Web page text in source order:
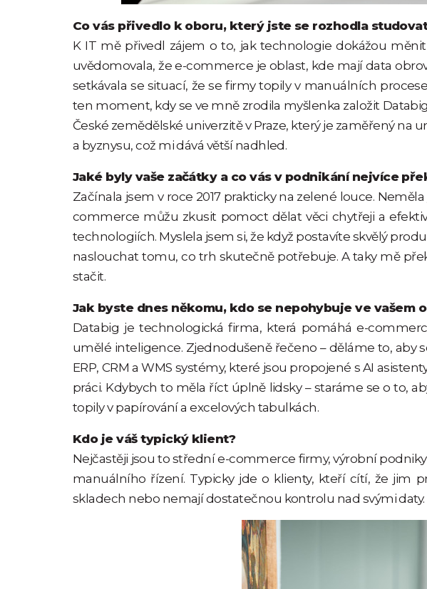
Co vás přivedlo k oboru, který jste se rozhodla
K IT mě přivedl zájem o to, jak technologie dokážou
uvědomovala, že e-commerce je oblast, kde mají data
setkávala se situací, že se firmy topily v manuálních
ten moment, kdy se ve mně zrodila myšlenka založit
České zemědělské univerzitě v Praze, který je zaměřený
a byznysu, což mi dává větší nadhled.
Jaké byly vaše začátky a co vás v podnikání nejvíce
Začínala jsem v roce 2017 prakticky na zelené louce.
commerce můžu zkusit pomoct dělat věci chytřeji a
technologiích. Myslela jsem si, že když postavíte skvělý
naslouchat tomu, co trh skutečně potřebuje. A taky mě
stačit.
Jak byste dnes někomu, kdo se nepohybuje ve vašem
Databig je technologická firma, která pomáhá e-
umělé inteligence. Zjednodušeně řečeno – děláme to, aby
ERP, CRM a WMS systémy, které jsou propojené s AI
práci. Kdybych to měla říct úplně lidsky – staráme se o to,
topily v papírování a excelových tabulkách.
Kdo je váš typický klient?
Nejčastěji jsou to střední e-commerce firmy, výrobní
manuálního řízení. Typicky jde o klienty, kteří cítí, že jim
skladech nebo nemají dostatečnou kontrolu nad svými daty.